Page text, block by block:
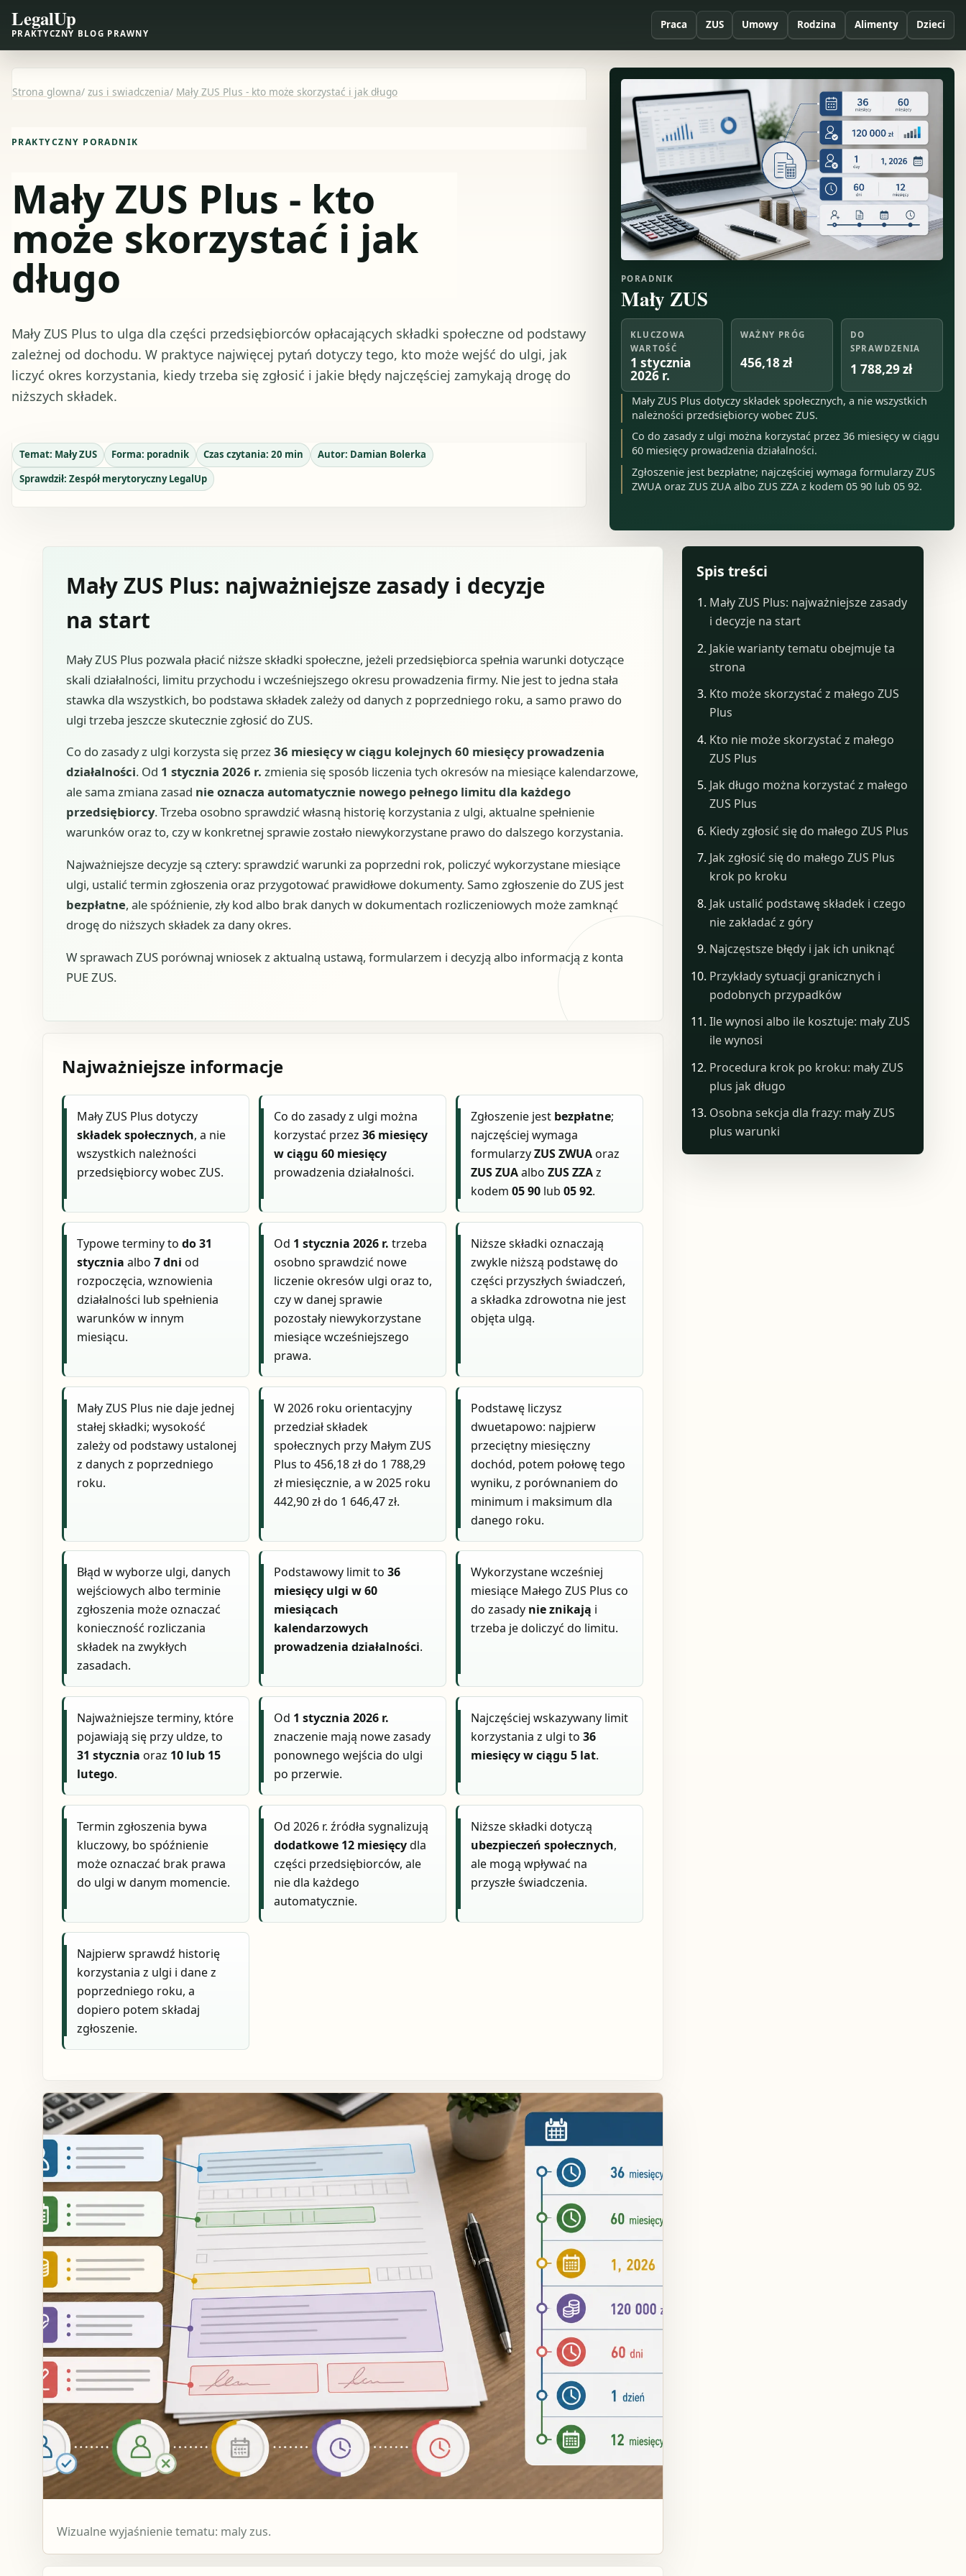
LegalUp
PRAKTYCZNY BLOG PRAWNY
Praca ZUS Umowy Rodzina Alimenty Dzieci
Strona glowna/ zus i swiadczenia/ Mały ZUS Plus - kto może skorzystać i jak długo
PRAKTYCZNY PORADNIK
Mały ZUS Plus - kto
może skorzystać i jak
długo
Mały ZUS Plus to ulga dla części przedsiębiorców opłacających składki społeczne od podstawy
zależnej od dochodu. W praktyce najwięcej pytań dotyczy tego, kto może wejść do ulgi, jak
liczyć okres korzystania, kiedy trzeba się zgłosić i jakie błędy najczęściej zamykają drogę do
niższych składek.
Temat: Mały ZUS Forma: poradnik Czas czytania: 20 min Autor: Damian Bolerka
Sprawdził: Zespół merytoryczny LegalUp
PORADNIK
Mały ZUS
KLUCZOWA
WARTOŚĆ
1 stycznia
2026 r.
WAŻNY PRÓG
456,18 zł
DO
SPRAWDZENIA
1 788,29 zł
Mały ZUS Plus dotyczy składek społecznych, a nie wszystkich
należności przedsiębiorcy wobec ZUS.
Co do zasady z ulgi można korzystać przez 36 miesięcy w ciągu
60 miesięcy prowadzenia działalności.
Zgłoszenie jest bezpłatne; najczęściej wymaga formularzy ZUS
ZWUA oraz ZUS ZUA albo ZUS ZZA z kodem 05 90 lub 05 92.
Mały ZUS Plus: najważniejsze zasady i decyzje
na start
Mały ZUS Plus pozwala płacić niższe składki społeczne, jeżeli przedsiębiorca spełnia warunki dotyczące
skali działalności, limitu przychodu i wcześniejszego okresu prowadzenia firmy. Nie jest to jedna stała
stawka dla wszystkich, bo podstawa składek zależy od danych z poprzedniego roku, a samo prawo do
ulgi trzeba jeszcze skutecznie zgłosić do ZUS.
Co do zasady z ulgi korzysta się przez36 miesięcy w ciągu kolejnych 60 miesięcy prowadzenia
działalności. Od 1 stycznia 2026 r. zmienia się sposób liczenia tych okresów na miesiące kalendarzowe,
ale sama zmiana zasad nie oznacza automatycznie nowego pełnego limitu dla każdego
przedsiębiorcy. Trzeba osobno sprawdzić własną historię korzystania z ulgi, aktualne spełnienie
warunków oraz to, czy w konkretnej sprawie zostało niewykorzystane prawo do dalszego korzystania.
Najważniejsze decyzje są cztery: sprawdzić warunki za poprzedni rok, policzyć wykorzystane miesiące
ulgi, ustalić termin zgłoszenia oraz przygotować prawidłowe dokumenty. Samo zgłoszenie do ZUS jest
bezpłatne, ale spóźnienie, zły kod albo brak danych w dokumentach rozliczeniowych może zamknąć
drogę do niższych składek za dany okres.
W sprawach ZUS porównaj wniosek z aktualną ustawą, formularzem i decyzją albo informacją z konta
PUE ZUS.
Najważniejsze informacje
Mały ZUS Plus dotyczy
składek społecznych, a nie
wszystkich należności
przedsiębiorcy wobec ZUS.
Co do zasady z ulgi można
korzystać przez36 miesięcy
w ciągu 60 miesięcy
prowadzenia działalności.
Zgłoszenie jest bezpłatne;
najczęściej wymaga
formularzyZUS ZWUAoraz
ZUS ZUAalboZUS ZZAz
kodem05 90 lub05 92.
Typowe terminy todo 31
stycznia albo7 dni od
rozpoczęcia, wznowienia
działalności lub spełnienia
warunków w innym
miesiącu.
Od 1 stycznia 2026 r. trzeba
osobno sprawdzić nowe
liczenie okresów ulgi oraz to,
czy w danej sprawie
pozostały niewykorzystane
miesiące wcześniejszego
prawa.
Niższe składki oznaczają
zwykle niższą podstawę do
części przyszłych świadczeń,
a składka zdrowotna nie jest
objęta ulgą.
Mały ZUS Plus nie daje jednej
stałej składki; wysokość
zależy od podstawy ustalonej
z danych z poprzedniego
roku.
W 2026 roku orientacyjny
przedział składek
społecznych przy Małym ZUS
Plus to 456,18 zł do 1 788,29
zł miesięcznie, a w 2025 roku
442,90 zł do 1 646,47 zł.
Podstawę liczysz
dwuetapowo: najpierw
przeciętny miesięczny
dochód, potem połowę tego
wyniku, z porównaniem do
minimum i maksimum dla
danego roku.
Błąd w wyborze ulgi, danych
wejściowych albo terminie
zgłoszenia może oznaczać
konieczność rozliczania
składek na zwykłych
zasadach.
Podstawowy limit to36
miesięcy ulgi w 60
miesiącach
kalendarzowych
prowadzenia działalności.
Wykorzystane wcześniej
miesiące Małego ZUS Plus co
do zasady nie znikają i
trzeba je doliczyć do limitu.
Najważniejsze terminy, które
pojawiają się przy uldze, to
31 stycznia oraz 10 lub 15
lutego.
Od 1 stycznia 2026 r.
znaczenie mają nowe zasady
ponownego wejścia do ulgi
po przerwie.
Najczęściej wskazywany limit
korzystania z ulgi to36
miesięcy w ciągu 5 lat.
Termin zgłoszenia bywa
kluczowy, bo spóźnienie
może oznaczać brak prawa
do ulgi w danym momencie.
Od 2026 r. źródła sygnalizują
dodatkowe 12 miesięcydla
części przedsiębiorców, ale
nie dla każdego
automatycznie.
Niższe składki dotyczą
ubezpieczeń społecznych,
ale mogą wpływać na
przyszłe świadczenia.
Najpierw sprawdź historię
korzystania z ulgi i dane z
poprzedniego roku, a
dopiero potem składaj
zgłoszenie.
Wizualne wyjaśnienie tematu: maly zus.
Spis treści
Mały ZUS Plus: najważniejsze zasady
i decyzje na start
Jakie warianty tematu obejmuje ta
strona
Kto może skorzystać z małego ZUS
Plus
Kto nie może skorzystać z małego
ZUS Plus
Jak długo można korzystać z małego
ZUS Plus
Kiedy zgłosić się do małego ZUS Plus
Jak zgłosić się do małego ZUS Plus
krok po kroku
Jak ustalić podstawę składek i czego
nie zakładać z góry
Najczęstsze błędy i jak ich uniknąć
Przykłady sytuacji granicznych i
podobnych przypadków
Ile wynosi albo ile kosztuje: mały ZUS
ile wynosi
Procedura krok po kroku: mały ZUS
plus jak długo
Osobna sekcja dla frazy: mały ZUS
plus warunki